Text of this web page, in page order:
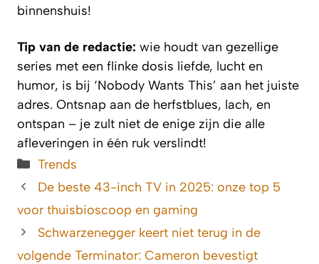
binnenshuis!
Tip van de redactie: wie houdt van gezellige
series met een flinke dosis liefde, lucht en
humor, is bij ‘Nobody Wants This’ aan het juiste
adres. Ontsnap aan de herfstblues, lach, en
ontspan – je zult niet de enige zijn die alle
afleveringen in één ruk verslindt!
Categorieën
Trends
De beste 43-inch TV in 2025: onze top 5
voor thuisbioscoop en gaming
Schwarzenegger keert niet terug in de
volgende Terminator: Cameron bevestigt